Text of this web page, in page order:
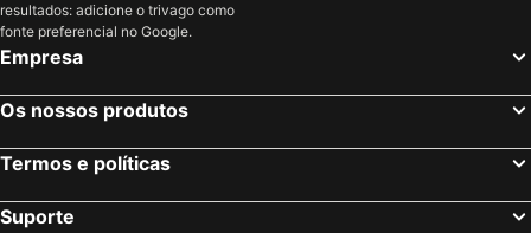
resultados: adicione o trivago como
fonte preferencial no Google.
Empresa
Os nossos produtos
Termos e políticas
Suporte